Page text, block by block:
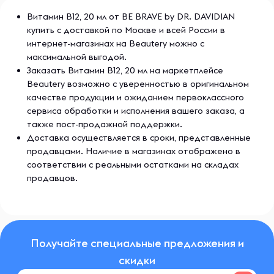
Витамин B12, 20 мл от BE BRAVE by DR. DAVIDIAN
купить с доставкой по Москве и всей России в
интернет-магазинах на Beautery можно с
максимальной выгодой.
Заказать Витамин B12, 20 мл на маркетплейсе
Beautery возможно с уверенностью в оригинальном
качестве продукции и ожиданием первоклассного
сервиса обработки и исполнения вашего заказа, а
также пост-продажной поддержки.
Доставка осуществляется в сроки, представленные
продавцами. Наличие в магазинах отображено в
соответствии с реальными остатками на складах
продавцов.
Получайте специальные предложения и
скидки